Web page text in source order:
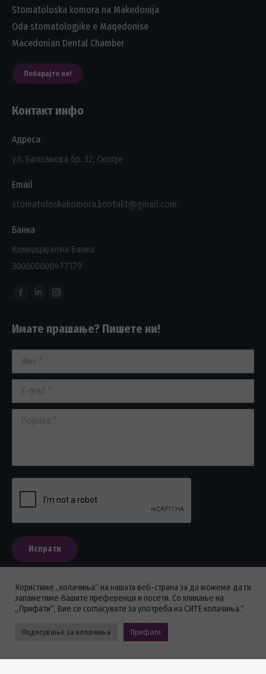
Stomatoloska komora na Makedonija
Oda stomatologjike e Maqedonise
Macedonian Dental Chamber
Побарајте не!
Контакт инфо
Адреса
ул. Балзакова бр. 32, Скопје
Email
stomatoloskakomora.kontakt@gmail.com
Банка
Комерцијална Банка
300000000477179
Find us on:
Facebook
opens
window
Linkedin
opens
window
Instagram
opens
window
Имате прашање? Пишете ни!
Испрати
ПОЛИТИКА НА ПРИВАТНОСТ
Стоматолошка комора на Македонија © 2026 - Сите права се
Користиме „колачиња“ на нашата веб-страна за да можеме да ги
запаметиме Вашите преференци и посети. Со кликање на
„Прифати“, Вие се согласувате за употреба на СИТЕ колачиња.“
Подесување за колачиња Прифати